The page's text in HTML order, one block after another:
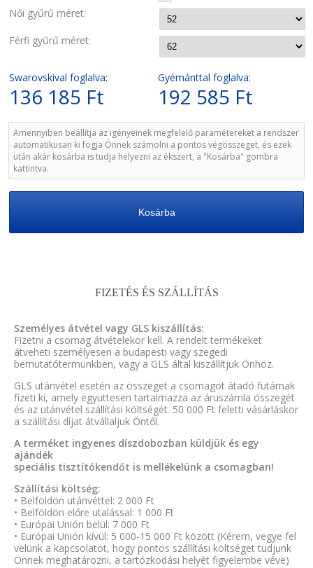
Női gyűrű méret:
Férfi gyűrű méret:
Swarovskival foglalva:
136 185 Ft
Gyémánttal foglalva:
192 585 Ft
Amennyiben beállítja az igényeinek megfelelő paramétereket a rendszer
automatikusan ki fogja Önnek számolni a pontos végösszeget, és ezek
után akár kosárba is tudja helyezni az ékszert, a "Kosárba" gombra
kattintva.
Kosárba
FIZETÉS ÉS SZÁLLÍTÁS
Személyes átvétel vagy GLS kiszállítás:
Fizetni a csomag átvételekor kell. A rendelt termékeket
átveheti személyesen a budapesti vagy szegedi
bemutatótermünkben, vagy a GLS által kiszállítjuk Önhöz.
GLS utánvétel esetén az összeget a csomagot átadó futárnak
fizeti ki, amely együttesen tartalmazza az áruszámla összegét
és az utánvétel szállítási költségét. 50 000 Ft feletti vásárláskor
a szállítási díjat átvállaljuk Öntől.
A terméket ingyenes díszdobozban küldjük és egy
ajándék
speciális tisztítókendőt is mellékelünk a csomagban!
Szállítási költség:
• Belföldön utánvéttel: 2 000 Ft
• Belföldön előre utalással: 1 000 Ft
• Európai Unión belül: 7 000 Ft
• Európai Unión kívül: 5 000-15 000 Ft között (Kérem, vegye fel
velünk a kapcsolatot, hogy pontos szállítási költséget tudjunk
Önnek meghatározni, a tartózkodási helyét figyelembe véve)